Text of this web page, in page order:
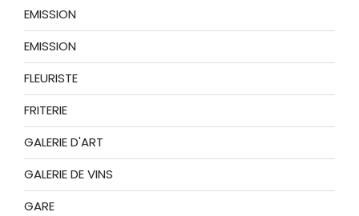
EMISSION
EMISSION
FLEURISTE
FRITERIE
GALERIE D'ART
GALERIE DE VINS
GARE